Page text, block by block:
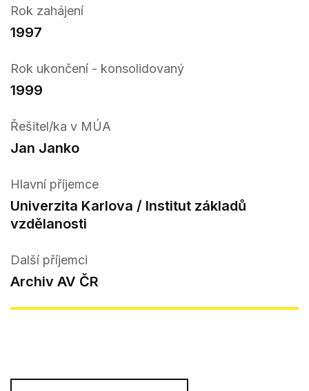
Rok zahájení
1997
Rok ukončení - konsolidovaný
1999
Řešitel/ka v MÚA
Jan Janko
Hlavní příjemce
Univerzita Karlova / Institut základů
vzdělanosti
Další příjemci
Archiv AV ČR